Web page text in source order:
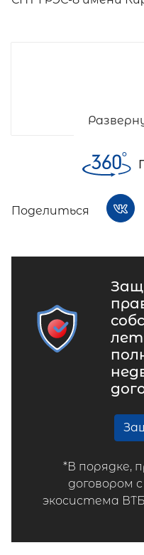
Поделиться
лет
*В порядке,
договором
экосистема